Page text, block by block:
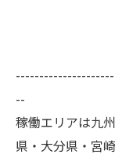
--
稼働エリアは九
県・大分県・宮